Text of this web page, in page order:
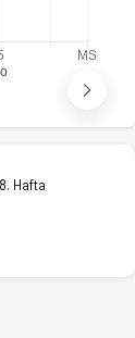
Hafta